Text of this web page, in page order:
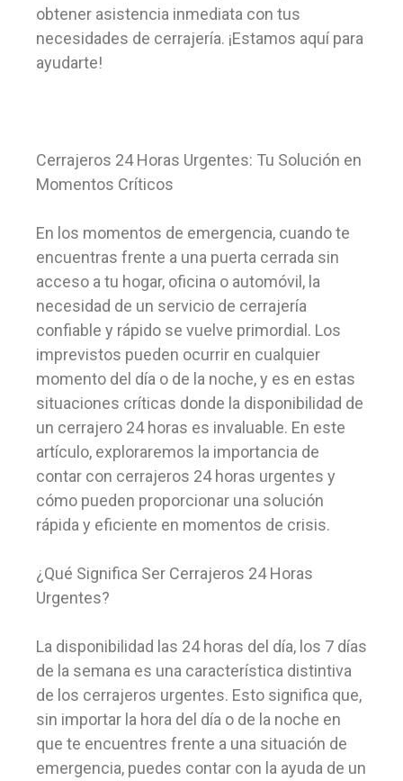
obtener asistencia inmediata con tus
necesidades de cerrajería. ¡Estamos aquí para
ayudarte!
Cerrajeros 24 Horas Urgentes: Tu Solución en
Momentos Críticos
En los momentos de emergencia, cuando te
encuentras frente a una puerta cerrada sin
acceso a tu hogar, oficina o automóvil, la
necesidad de un servicio de cerrajería
confiable y rápido se vuelve primordial. Los
imprevistos pueden ocurrir en cualquier
momento del día o de la noche, y es en estas
situaciones críticas donde la disponibilidad de
un cerrajero 24 horas es invaluable. En este
artículo, exploraremos la importancia de
contar con cerrajeros 24 horas urgentes y
cómo pueden proporcionar una solución
rápida y eficiente en momentos de crisis.
¿Qué Significa Ser Cerrajeros 24 Horas
Urgentes?
La disponibilidad las 24 horas del día, los 7 días
de la semana es una característica distintiva
de los cerrajeros urgentes. Esto significa que,
sin importar la hora del día o de la noche en
que te encuentres frente a una situación de
emergencia, puedes contar con la ayuda de un